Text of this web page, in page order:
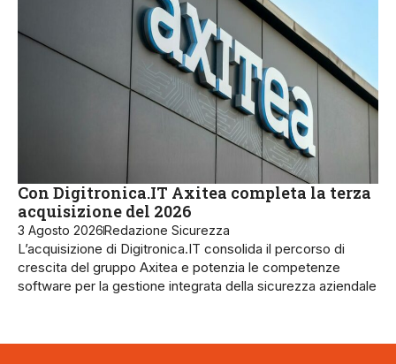
Con Digitronica.IT Axitea completa la terza
acquisizione del 2026
3 Agosto 2026Redazione Sicurezza
L’acquisizione di Digitronica.IT consolida il percorso di
crescita del gruppo Axitea e potenzia le competenze
software per la gestione integrata della sicurezza aziendale